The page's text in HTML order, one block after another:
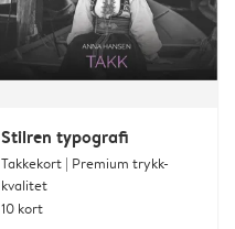
Stilren typografi
Takkekort | Premium trykk-
kvalitet
10 kort